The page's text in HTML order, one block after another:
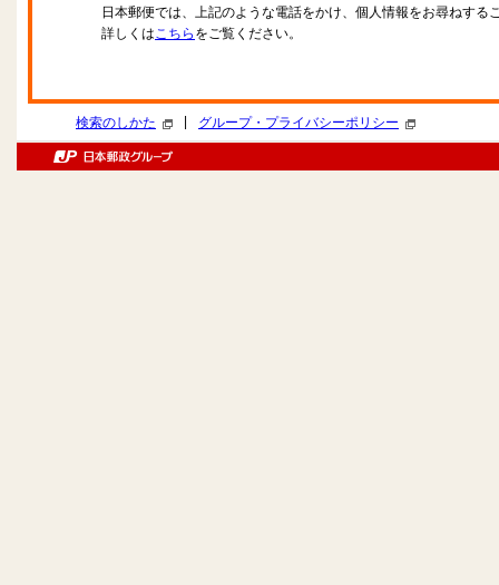
日本郵便では、上記のような電話をかけ、個人情報をお尋ねする
詳しくはこちら をご覧ください。
検索のしかた グループ・プライバシーポリシー